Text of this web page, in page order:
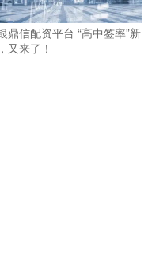
鼎信配资平台 “高中签率”新
又来了！